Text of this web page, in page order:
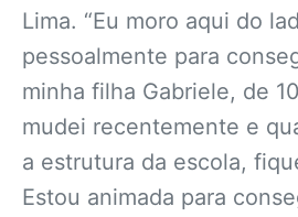
Lima. “Eu moro aqui do
pessoalmente para
minha filha Gabriele, de
mudei recentemente e
a estrutura da escola,
Estou animada para